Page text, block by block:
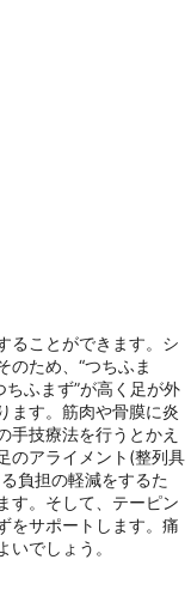
ることができます。シ
のため、“つちふま
ちふまず”が高く足が外
ます。筋肉や骨膜に炎
手技療法を行うとかえ
のアライメント(整列具
負担の軽減をするた
す。そして、テーピン
をサポートします。痛
でしょう。